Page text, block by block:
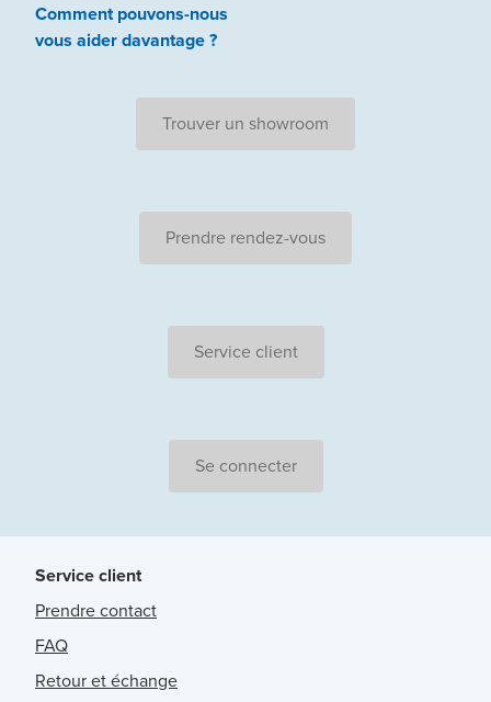
Comment pouvons-nous
vous aiderdavantage ?
Trouver un showroom
Prendre rendez-vous
Service client
Se connecter
Service client
Prendre contact
FAQ
Retour et échange